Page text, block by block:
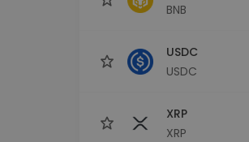
BNB
USDC
USDC
XRP
XRP